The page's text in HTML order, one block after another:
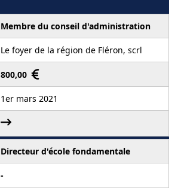
Membre du conseil d'administration
Le foyer de la région de Fléron, scrl
800,00
1er mars 2021
Directeur d'école fondamentale
-